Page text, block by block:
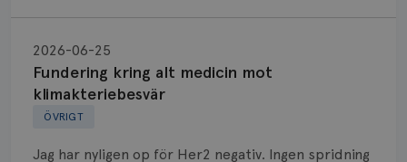
SVAR:
Hej. Oavsett vilken hormonsänkande behandling
(men även cytostatika) man får så kan en del
uppleva negativ påverkan på minnet. Prata din
ÖVRIGT
Fundering kring alt medicin mot
klimakteriebesvär
2026-06-25
Jag har nyligen op för Her2 negativ. Ingen spridning
kring
medicin